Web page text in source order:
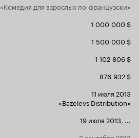
легкую
делают
«Игра в
кино,
«Комедия для взрослых по-французски»
1 000 000 $
1 500 000 $
1 102 806 $
876 932 $
11 июля 2013
«Bazelevs Distribution»
19 июля 2013